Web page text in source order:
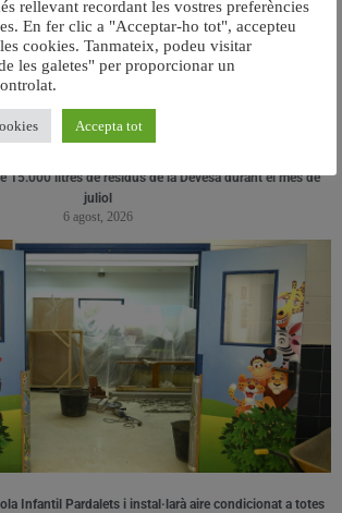
15.000 litres de residus de la Devesa durant el mes de
juliol
6 agost, 2026
Infantil Pardalets i instal·larà aire condicionat a totes
rellevant recordant les vostres preferències
En fer clic a "Acceptar-ho tot", accepteu
cookies. Tanmateix, podeu visitar
les galetes" per proporcionar un
Accepta tot